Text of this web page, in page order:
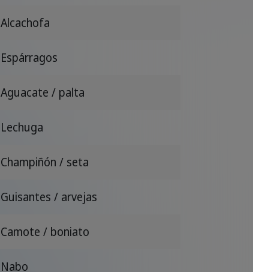
Alcachofa
Espárragos
Aguacate / palta
Lechuga
Champiñón / seta
Guisantes / arvejas
Camote / boniato
Nabo